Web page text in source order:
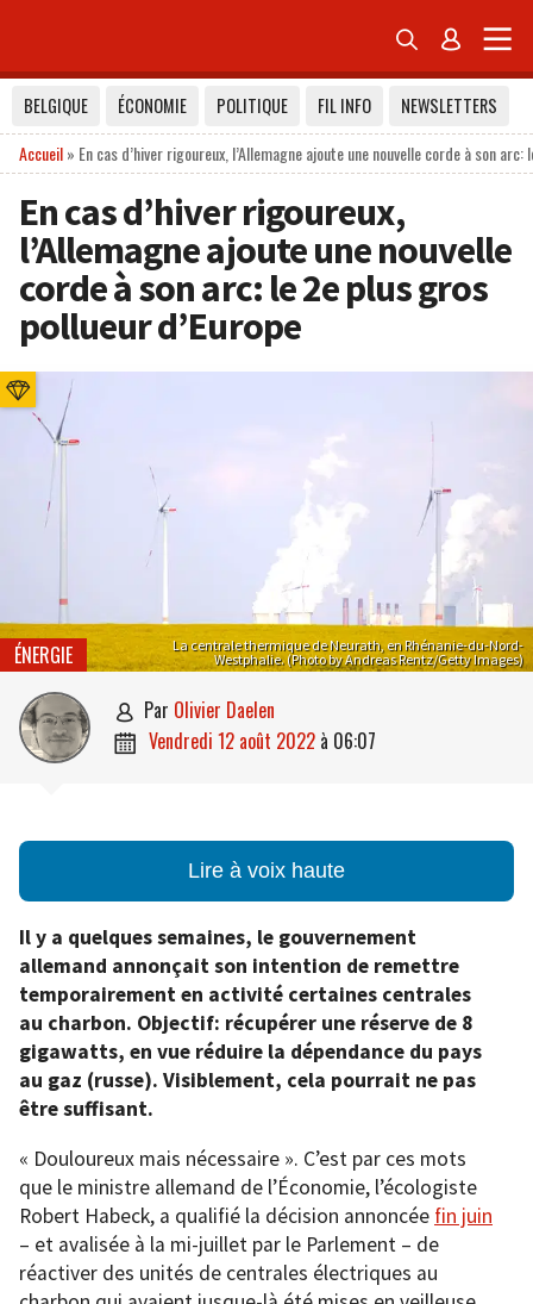
 
BELGIQUE ÉCONOMIE POLITIQUE FIL INFO
NEWSLETTERS
Accueil» En cas d’hiver rigoureux, l’Allemagne ajoute une nouvelle corde à son
En cas d’hiver rigoureux,
l’Allemagne ajoute une nouvelle
corde à son arc: le 2e plus gros
pollueur d’Europe
La centrale thermique de Neurath, en Rhénanie-du-Nord-
Westphalie. (Photo by Andreas Rentz/Getty Images)
ÉNERGIE
 par Olivier Daelen
 vendredi 12 août 2022 à 06:07
Lire à voix haute
Il y a quelques semaines, le gouvernement
allemand annonçait son intention de remettre
temporairement en activité certaines centrales
au charbon. Objectif: récupérer une réserve de 8
gigawatts, en vue réduire la dépendance du pays
au gaz (russe). Visiblement, cela pourrait ne pas
être suffisant.
« Douloureux mais nécessaire ». C’est par ces mots
que le ministre allemand de l’Économie, l’écologiste
Robert Habeck, a qualifié la décision annoncée fin juin
– et avalisée à la mi-juillet par le Parlement – de
réactiver des unités de centrales électriques au